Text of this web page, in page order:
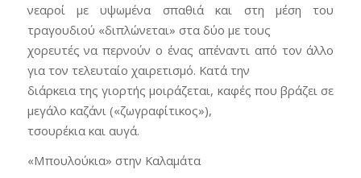
νεαροί με υψωμένα σπαθιά και στη μέση του
τραγουδιού «διπλώνεται» στα δύο με τους
χορευτές να περνούν ο ένας απέναντι από τον άλλο
για τον τελευταίο χαιρετισμό. Κατά την
διάρκεια της γιορτής μοιράζεται, καφές που βράζει σε
μεγάλο καζάνι («ζωγραφίτικος»),
τσουρέκια και αυγά.
«Μπουλούκια» στην Καλαμάτα